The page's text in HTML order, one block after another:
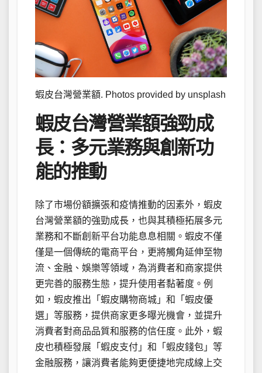
蝦皮台灣營業額. Photos provided by unsplash
蝦皮台灣營業額強勁成
長：多元業務與創新功
能的推動
除了市場份額擴張和疫情推動的因素外，蝦皮
台灣營業額的強勁成長，也與其積極拓展多元
業務和不斷創新平台功能息息相關。蝦皮不僅
僅是一個傳統的電商平台，更將觸角延伸至物
流、金融、娛樂等領域，為消費者和商家提供
更完善的服務生態，提升使用者黏著度。例
如，蝦皮推出「蝦皮購物商城」和「蝦皮優
選」等服務，提供商家更多曝光機會，並提升
消費者對商品品質和服務的信任度。此外，蝦
皮也積極發展「蝦皮支付」和「蝦皮錢包」等
金融服務，讓消費者能夠更便捷地完成線上交